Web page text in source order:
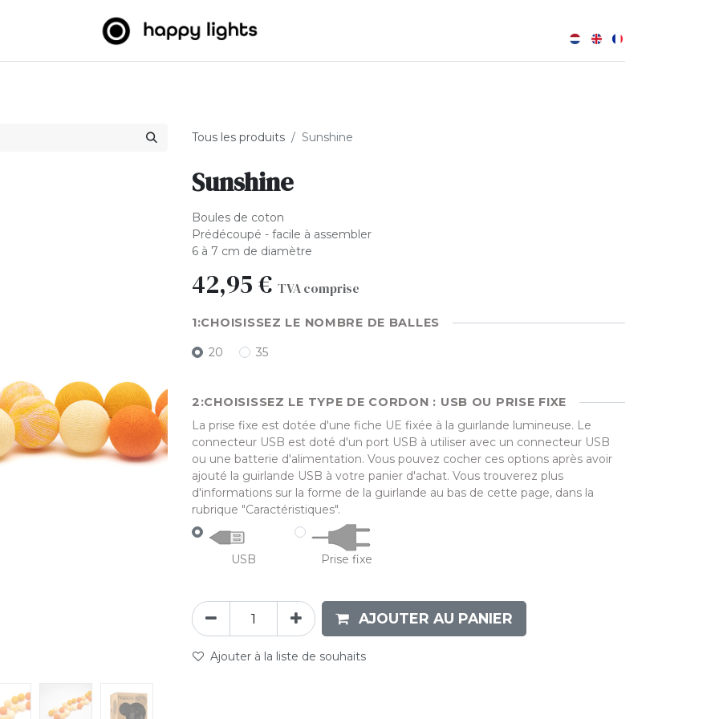
Tous les produits Sunshine
Sunshine
Boules de coton
Prédécoupé - facile à assembler
6 à 7 cm de diamètre
42,95€ TVA comprise
CHOISISSEZ LE NOMBRE DE BALLES
20 35
CHOISISSEZ LE TYPE DE CORDON : USB OU PRISE FIXE
La prise fixe est dotée d'une fiche UE fixée à la guirlande lumineuse. Le
connecteur USB est doté d'un port USB à utiliser avec un connecteur USB
ou une batterie d'alimentation. Vous pouvez cocher ces options après avoir
ajouté la guirlande USB à votre panier d'achat. Vous trouverez plus
d'informations sur la forme de la guirlande au bas de cette page, dans la
rubrique "Caractéristiques".
USB Prise fixe
AJOUTER AU PANIER
Ajouter à la liste de souhaits